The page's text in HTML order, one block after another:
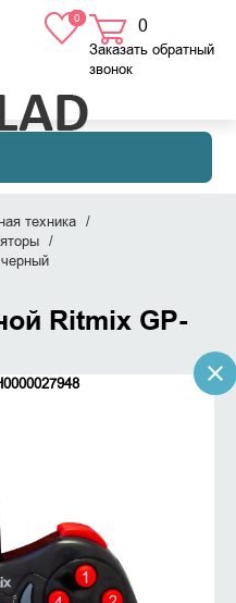
0 0
в корзине
Заказать обратный
звонок
техника
Ritmix GP-